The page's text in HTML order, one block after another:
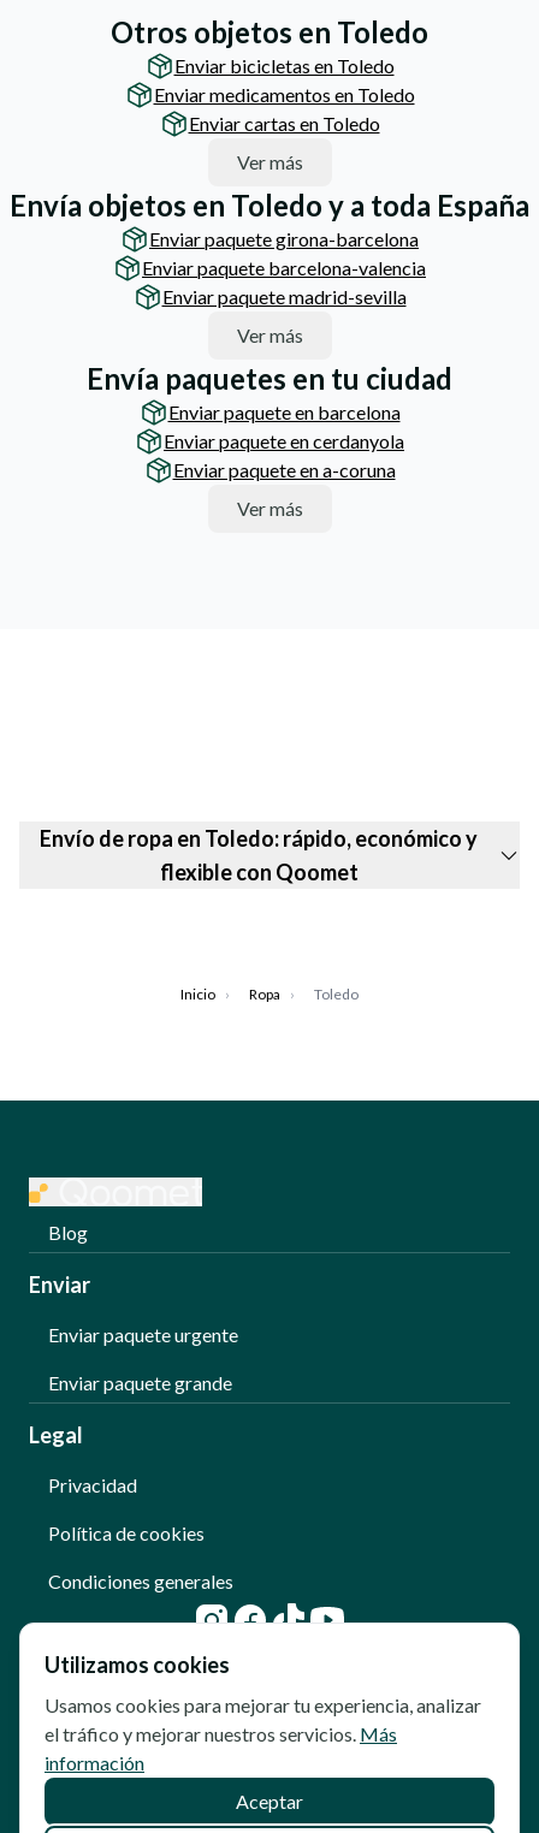
Otros objetos en Toledo
Enviar bicicletas en Toledo
Enviar medicamentos en Toledo
Enviar cartas en Toledo
Ver más
Envía objetos en Toledo y a toda España
Enviar paquete girona-barcelona
Enviar paquete barcelona-valencia
Enviar paquete madrid-sevilla
Ver más
Envía paquetes en tu ciudad
Enviar paquete en barcelona
Enviar paquete en cerdanyola
Enviar paquete en a-coruna
Ver más
Envío de ropa en Toledo: rápido, económico y
flexible con Qoomet
Inicio › Ropa › Toledo
Blog
Enviar
Enviar paquete urgente
Enviar paquete grande
Legal
Privacidad
Política de cookies
Condiciones generales
© Copyright - Qoomet
Utilizamos cookies
Usamos cookies para mejorar tu experiencia, analizar
el tráfico y mejorar nuestros servicios. Más
información
Aceptar